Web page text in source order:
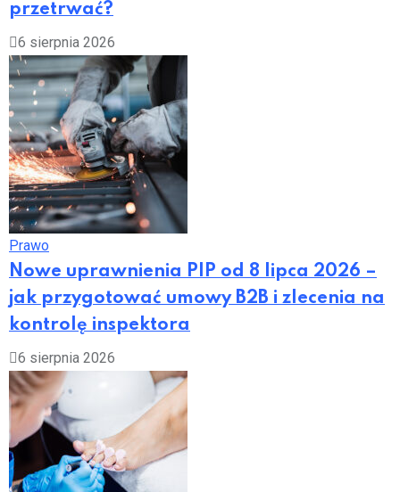
przetrwać?
6 sierpnia 2026
Prawo
Nowe uprawnienia PIP od 8 lipca 2026 –
jak przygotować umowy B2B i zlecenia na
kontrolę inspektora
6 sierpnia 2026